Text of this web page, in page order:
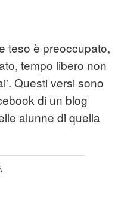
teso è preoccupato,
tempo libero non
Questi versi sono
di un blog
alunne di quella